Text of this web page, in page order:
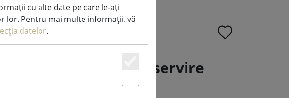
Danemarca tavă de servire
cu alte date pe care le-ați
lor. Pentru mai multe informații, vă
datelor.
Essenziell